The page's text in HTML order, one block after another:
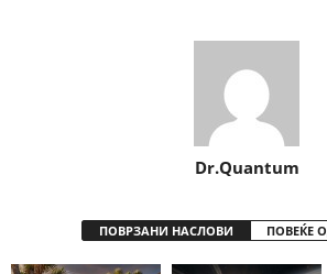
Dr.Quantum
ПОВРЗАНИ НАСЛОВИ ПОВЕЌЕ